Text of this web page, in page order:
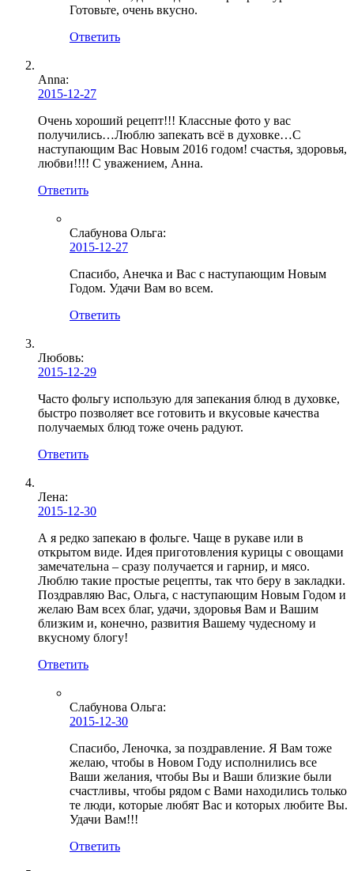
Готовьте, очень вкусно.
Ответить
Anna:
2015-12-27
Очень хороший рецепт!!! Классные фото у вас
получились…Люблю запекать всё в духовке…С
наступающим Вас Новым 2016 годом! счастья, здоровья,
любви!!!! С уважением, Анна.
Ответить
Слабунова Ольга:
2015-12-27
Спасибо, Анечка и Вас с наступающим Новым
Годом. Удачи Вам во всем.
Ответить
Любовь:
2015-12-29
Часто фольгу использую для запекания блюд в духовке,
быстро позволяет все готовить и вкусовые качества
получаемых блюд тоже очень радуют.
Ответить
Лена:
2015-12-30
А я редко запекаю в фольге. Чаще в рукаве или в
открытом виде. Идея приготовления курицы с овощами
замечательна – сразу получается и гарнир, и мясо.
Люблю такие простые рецепты, так что беру в закладки.
Поздравляю Вас, Ольга, с наступающим Новым Годом и
желаю Вам всех благ, удачи, здоровья Вам и Вашим
близким и, конечно, развития Вашему чудесному и
вкусному блогу!
Ответить
Слабунова Ольга:
2015-12-30
Спасибо, Леночка, за поздравление. Я Вам тоже
желаю, чтобы в Новом Году исполнились все
Ваши желания, чтобы Вы и Ваши близкие были
счастливы, чтобы рядом с Вами находились только
те люди, которые любят Вас и которых любите Вы.
Удачи Вам!!!
Ответить